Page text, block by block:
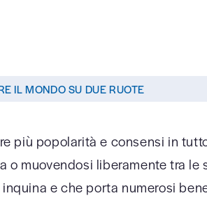
IL MONDO SU DUE RUOTE
più popolarità e consensi in
o muovendosi liberamente tra
e che porta numerosi